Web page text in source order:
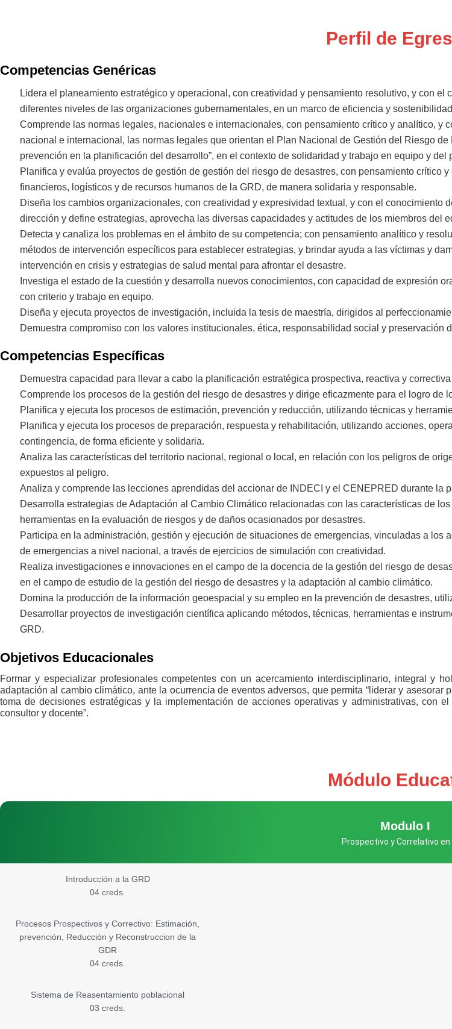
Perfil de
Competencias Genéricas
Lidera el planeamiento estratégico y operacional, con creatividad y pensamiento resolutivo, y con
diferentes niveles de las organizaciones gubernamentales, en un marco de eficiencia y
Comprende las normas legales, nacionales e internacionales, con pensamiento crítico y analítico, y
nacional e internacional, las normas legales que orientan el Plan Nacional de Gestión del Riesgo
prevención en la planificación del desarrollo”, en el contexto de solidaridad y trabajo en equipo y
Planifica y evalúa proyectos de gestión de gestión del riesgo de desastres, con pensamiento crítico
financieros, logísticos y de recursos humanos de la GRD, de manera solidaria y responsable.
Diseña los cambios organizacionales, con creatividad y expresividad textual, y con el
dirección y define estrategias, aprovecha las diversas capacidades y actitudes de los miembros del
Detecta y canaliza los problemas en el ámbito de su competencia; con pensamiento analítico y
métodos de intervención específicos para establecer estrategias, y brindar ayuda a las víctimas y
intervención en crisis y estrategias de salud mental para afrontar el desastre.
Investiga el estado de la cuestión y desarrolla nuevos conocimientos, con capacidad de expresión
con criterio y trabajo en equipo.
Diseña y ejecuta proyectos de investigación, incluida la tesis de maestría, dirigidos al
Demuestra compromiso con los valores institucionales, ética, responsabilidad social y preservación
Competencias Específicas
Demuestra capacidad para llevar a cabo la planificación estratégica prospectiva, reactiva y
Comprende los procesos de la gestión del riesgo de desastres y dirige eficazmente para el logro de
Planifica y ejecuta los procesos de estimación, prevención y reducción, utilizando técnicas y
Planifica y ejecuta los procesos de preparación, respuesta y rehabilitación, utilizando acciones,
contingencia, de forma eficiente y solidaria.
Analiza las características del territorio nacional, regional o local, en relación con los peligros de
expuestos al peligro.
Analiza y comprende las lecciones aprendidas del accionar de INDECI y el CENEPRED durante la
Desarrolla estrategias de Adaptación al Cambio Climático relacionadas con las características de
herramientas en la evaluación de riesgos y de daños ocasionados por desastres.
Participa en la administración, gestión y ejecución de situaciones de emergencias, vinculadas a
de emergencias a nivel nacional, a través de ejercicios de simulación con creatividad.
Realiza investigaciones e innovaciones en el campo de la docencia de la gestión del riesgo de
en el campo de estudio de la gestión del riesgo de desastres y la adaptación al cambio climático.
Domina la producción de la información geoespacial y su empleo en la prevención de desastres,
Desarrollar proyectos de investigación científica aplicando métodos, técnicas, herramientas e
GRD.
Objetivos Educacionales
Formar y especializar profesionales competentes con un acercamiento interdisciplinario, integral
adaptación al cambio climático, ante la ocurrencia de eventos adversos, que permita “liderar y asesorar
toma de decisiones estratégicas y la implementación de acciones operativas y administrativas, con
consultor y docente”.
Módulo
Modulo I
Prospectivo y Correlativo en
Introducción a la GRD
04 creds.
Procesos Prospectivos y Correctivo: Estimación,
prevención, Reducción y Reconstruccion de la
GDR
04 creds.
Sistema de Reasentamiento poblacional
03 creds.